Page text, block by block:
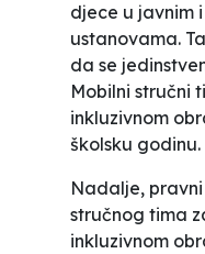
djece u javnim
ustanovama.
da se
Mobilni stručni
inkluzivnom
školsku godinu.
Nadalje,
stručnog tima
inkluzivnom